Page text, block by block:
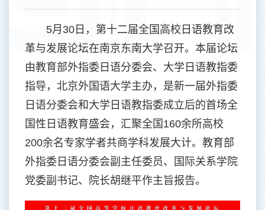
5月30日，第十二届全国高校日语教育改
革与发展论坛在南京东南大学召开。本届论坛
由教育部外指委日语分委会、大学日语教指委
指导，北京外国语大学主办，是新一届外指委
日语分委会和大学日语教指委成立后的首场全
国性日语教育盛会，汇聚全国160余所高校
200余名专家学者共商学科发展大计。教育部
外指委日语分委会副主任委员、国际关系学院
党委副书记、院长胡继平作主旨报告。